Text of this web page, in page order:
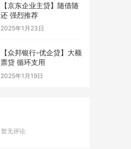
【京东企业主贷】随借随
还 强烈推荐
2025年1月23日
【众邦银行-优企贷】大额
票贷 循环支用
2025年1月19日
暂无评论